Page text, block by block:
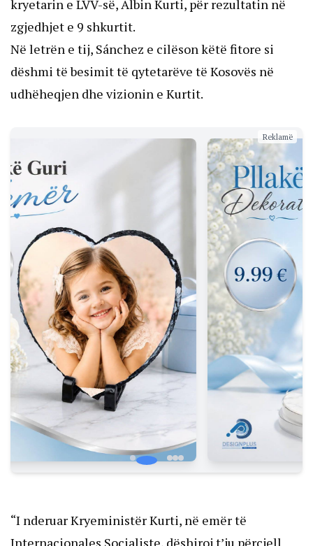
kryetarin e LVV-së, Albin Kurti, për rezultatin në
zgjedhjet e 9 shkurtit.
Në letrën e tij, Sánchez e cilëson këtë fitore si
dëshmi të besimit të qytetarëve të Kosovës në
udhëheqjen dhe vizionin e Kurtit.
Reklamë
“I nderuar Kryeministër Kurti, në emër të